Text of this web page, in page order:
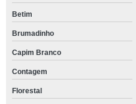
Betim
Brumadinho
Capim Branco
Contagem
Florestal